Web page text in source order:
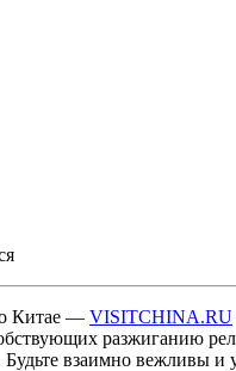
о Китае — VISITCHINA.RU
разжиганию
Будьте взаимно вежливы